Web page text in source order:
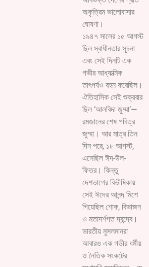
অকৃত্রিম ভালোবাসার
ঘোষণা।
১৯৪৭ সালের ১৫ আগস্ট
ছিল স্বাধীনতার সূচনা
এবং সেই দিনটি এক
গভীর আধ্যাত্মিক
তাৎপর্যও বহন করেছিল।
ঐতিহাসিক সেই শুক্রবার
ছিল ‘আলবিদা জুম্মা’—
রমজানের শেষ পবিত্র
জুম্মা। আর মাত্র তিন
দিন পরে, ১৮ আগস্ট,
এসেছিল ঈদ-উল-
ফিতর। কিন্তু
দেশভাগের বিভীষিকায়
সেই ঈদের আনন্দ মিশে
গিয়েছিল শোক, বিভাজন
ও মতাদর্শগত দ্বন্দ্বে।
ভারতীয় মুসলমানরা
আবারও এক গভীর ধর্মীয়
ও নৈতিক সংকটের